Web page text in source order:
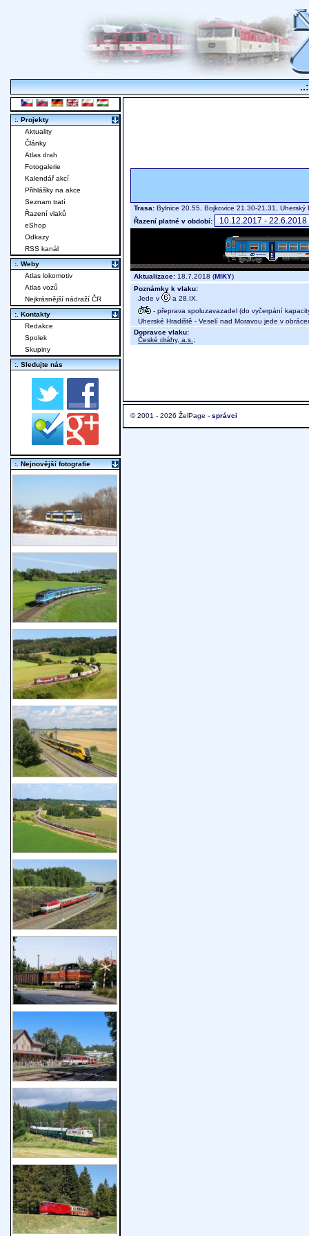
Trasa: Bylnice 20.55, Bojkovice 21.30-21.31,
Řazení platné v období:
Aktualizace: 18.7.2018 (MIKY)
Poznámky k vlaku:
Jede v
a 28.IX.
- přeprava spoluzavazadel (do vyčerpání
Uherské Hradiště - Veselí nad Moravou jede v
Dopravce vlaku:
České dráhy, a.s. ;
© 2001 - 2026 ŽelPage - správci
:. Projekty
Aktuality
Články
Atlas drah
Fotogalerie
Kalendář akcí
Přihlášky na akce
Seznam tratí
Řazení vlaků
eShop
Odkazy
RSS kanál
:. Weby
Atlas lokomotiv
Atlas vozů
Nejkrásnější nádraží ČR
:. Kontakty
Redakce
Spolek
Skupiny
:. Sledujte nás
:. Nejnovější fotografie